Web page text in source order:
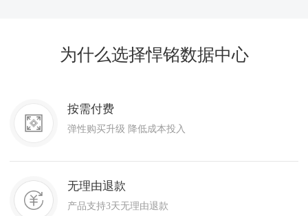
悍铭数据中心分销系统
立即购买
专业、稳定、安全的通信产品
立即购买
免费、快速、便捷的备案服务
为什么选择悍铭数据中心
按需付费
弹性购买升级 降低成本投入
无理由退款
产品支持3天无理由退款